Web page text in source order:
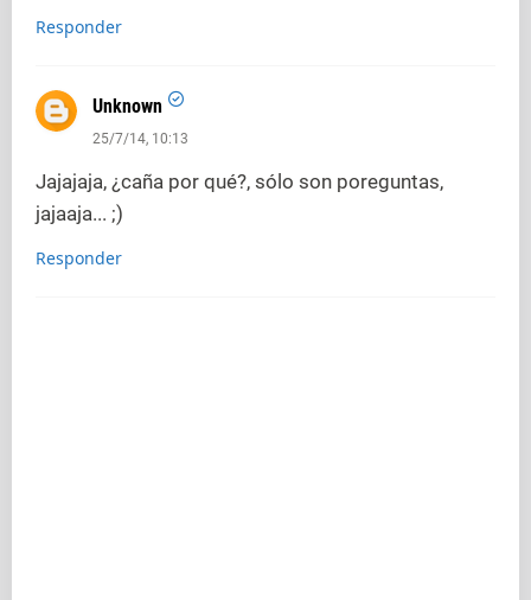
Responder
Unknown
25/7/14, 10:13
Jajajaja, ¿caña por qué?, sólo son poreguntas,
jajaaja... ;)
Responder